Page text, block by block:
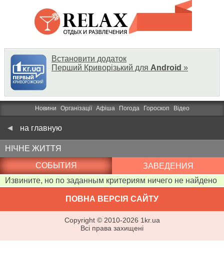
Встановити додаток
Перший Криворізький для Android »
Новини Організації Афіша Погода Гороскоп Відео
на главную
НІЧНЕ ЖИТТЯ
СОБЫТИЯ
ЗАВЕДЕНИЯ
Извините, но по заданным критериям ничего не найдено
ПОВНА ВЕРСІЯ САЙТУ
Copyright © 2010-2026 1kr.ua
Всі права захищені